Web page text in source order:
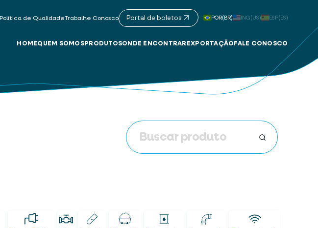
Política de QualidadeTrabalhe Conosco Portal de boletos POR(BR) ING(US) ESP(ES)
HOMEQUEM SOMOS PRODUTOSONDE ENCONTRAR EXPORTAÇÃO FALE CONOSCO